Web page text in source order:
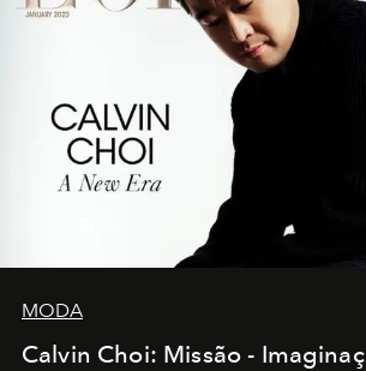
MODA
Calvin Choi: Missão -